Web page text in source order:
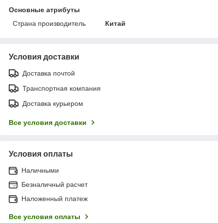
Основные атрибуты
Страна производитель
Китай
Условия доставки
Доставка почтой
Транспортная компания
Доставка курьером
Все условия доставки
Условия оплаты
Наличными
Безналичный расчет
Наложенный платеж
Все условия оплаты